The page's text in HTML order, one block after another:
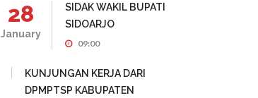
28
January
SIDAK WAKIL BUPATI
SIDOARJO
09:00
KUNJUNGAN KERJA DARI
DPMPTSP KABUPATEN